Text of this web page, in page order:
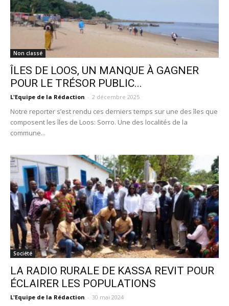
Non classé
ÎLES DE LOOS, UN MANQUE À GAGNER
POUR LE TRÉSOR PUBLIC...
L'Equipe de la Rédaction - 2 décembre 2025
Notre reporter s’est rendu ces derniers temps sur une des îles que
composent les îles de Loos: Sorro. Une des localités de la
commune...
Société
LA RADIO RURALE DE KASSA REVIT POUR
ÉCLAIRER LES POPULATIONS
L'Equipe de la Rédaction - 30 mai 2024